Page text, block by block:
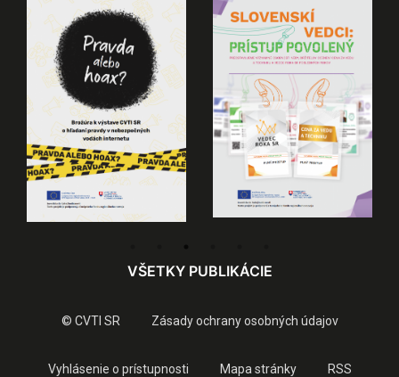
VŠETKY PUBLIKÁCIE
© CVTI SR Zásady ochrany osobných údajov
Vyhlásenie o prístupnosti Mapa stránky RSS